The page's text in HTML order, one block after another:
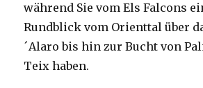
während Sie vom Els Falcons
Rundblick vom Orienttal über
´Alaro bis hin zur Bucht von
Teix haben.